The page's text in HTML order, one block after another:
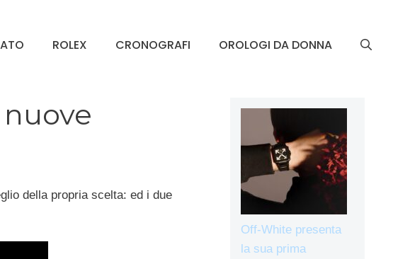
ROLEX CRONOGRAFI OROLOGI DA DONNA
nuove
della propria scelta: ed i due
Off-White presenta
la sua prima